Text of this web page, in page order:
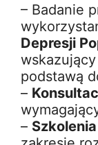
– Badanie
Depresji
podstawą
–
–